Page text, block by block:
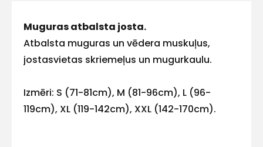
Muguras atbalsta josta.
Atbalsta muguras un vēdera muskuļus,
jostasvietas skriemeļus un mugurkaulu.
Izmēri: S (71-81cm), M (81-96cm), L (96-
119cm), XL (119-142cm), XXL (142-170cm).